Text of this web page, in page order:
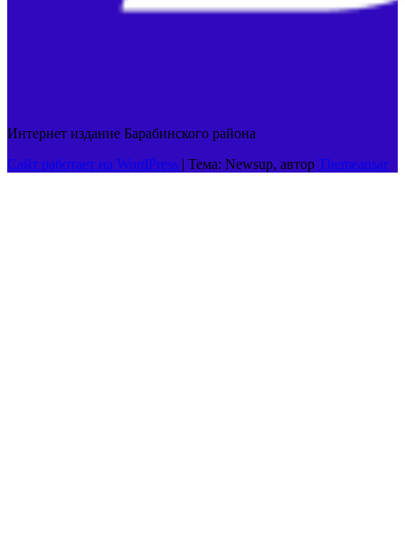
Интернет издание Барабинского района
Сайт работает на WordPress | Тема: Newsup, автор Themeansar